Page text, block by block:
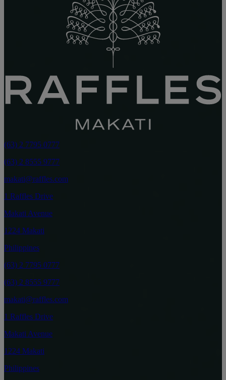
(63) 2 7795 0777
(63) 2 8555 9777
makati@raffles.com
1 Raffles Drive
Makati Avenue
1224 Makati
Philippines
(63) 2 7795 0777
(63) 2 8555 9777
makati@raffles.com
1 Raffles Drive
Makati Avenue
1224 Makati
Philippines